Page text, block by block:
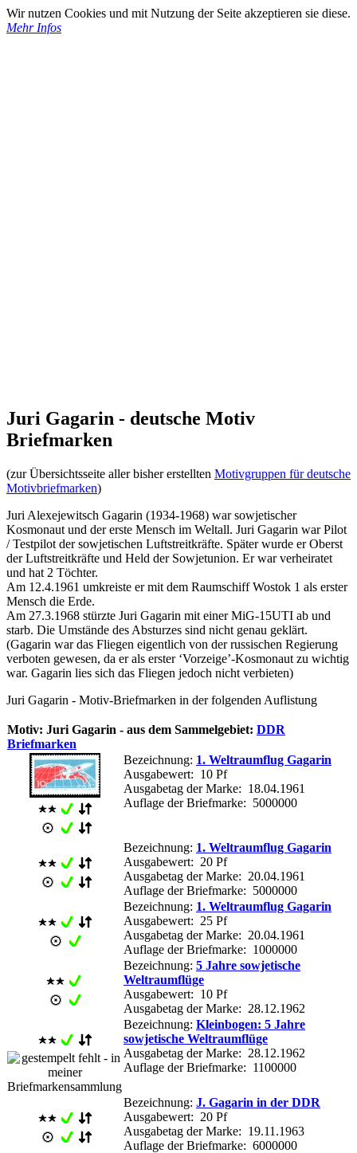
Wir nutzen Cookies und mit Nutzung der Seite akzeptieren sie diese.
Mehr Infos
Juri Gagarin - deutsche Motiv
Briefmarken
(zur Übersichtsseite aller bisher erstellten Motivgruppen für deutsche
Motivbriefmarken)
Juri Alexejewitsch Gagarin (1934-1968) war sowjetischer
Kosmonaut und der erste Mensch im Weltall. Juri Gagarin war Pilot
/ Testpilot der sowjetischen Luftstreitkräfte. Später wurde er Oberst
der Luftstreitkräfte und Held der Sowjetunion. Er war verheiratet
und hat 2 Töchter.
Am 12.4.1961 umkreiste er mit dem Raumschiff Wostok 1 als erster
Mensch die Erde.
Am 27.3.1968 stürzte Juri Gagarin mit einer MiG-15UTI ab und
starb. Die Umstände des Absturzes sind nicht genau geklärt.
(Gagarin war das Fliegen eigentlich von der russischen Regierung
verboten gewesen, da er als erster ‘Vorzeige’-Kosmonaut zu wichtig
war. Gagarin lies sich das Fliegen jedoch nicht verbieten)
Juri Gagarin - Motiv-Briefmarken in der folgenden Auflistung
Motiv: Juri Gagarin - aus dem Sammelgebiet: DDR
Briefmarken
Bezeichnung: 1. Weltraumflug Gagarin
Ausgabewert: 10 Pf
Ausgabetag der Marke: 18.04.1961
Auflage der Briefmarke: 5000000
Bezeichnung: 1. Weltraumflug Gagarin
Ausgabewert: 20 Pf
Ausgabetag der Marke: 20.04.1961
Auflage der Briefmarke: 5000000
Bezeichnung: 1. Weltraumflug Gagarin
Ausgabewert: 25 Pf
Ausgabetag der Marke: 20.04.1961
Auflage der Briefmarke: 1000000
Bezeichnung: 5 Jahre sowjetische
Weltraumflüge
Ausgabewert: 10 Pf
Ausgabetag der Marke: 28.12.1962
Bezeichnung: Kleinbogen: 5 Jahre
sowjetische Weltraumflüge
Ausgabetag der Marke: 28.12.1962
Auflage der Briefmarke: 1100000
Bezeichnung: J. Gagarin in der DDR
Ausgabewert: 20 Pf
Ausgabetag der Marke: 19.11.1963
Auflage der Briefmarke: 6000000